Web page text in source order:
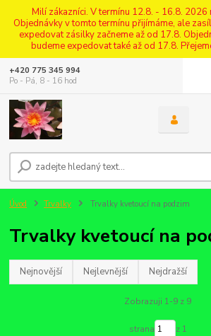
Milí zákazníci. V termínu 12.8. - 16.8. 2026
Objednávky v tomto termínu přijímáme, ale
expedovat zásilky začneme až od 17.8.
budeme expedovat také až od 17.8.
+420 775 345 994
Po - Pá, 8 - 16 hod
Úvod Trvalky Trvalky kvetoucí na podzim
Trvalky kvetoucí na
Nejnovější Nejlevnější Nejdražší
Zobrazuji 1-9 z 9
strana z 1